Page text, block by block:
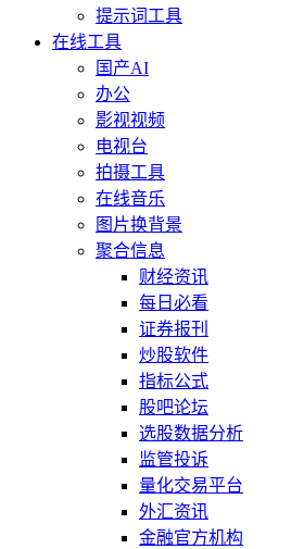
提示词工具
在线工具
国产AI
办公
影视视频
电视台
拍摄工具
在线音乐
图片换背景
聚合信息
财经资讯
每日必看
证券报刊
炒股软件
指标公式
股吧论坛
选股数据分析
监管投诉
量化交易平台
外汇资讯
金融官方机构